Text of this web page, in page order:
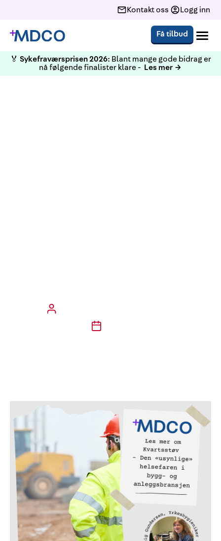
Kontakt oss Logg inn
Få tilbud
🏅 Sykefraværsprisen 2026: Blant mange gode bidrag er
nå følgende finalister klare -
Les mer →